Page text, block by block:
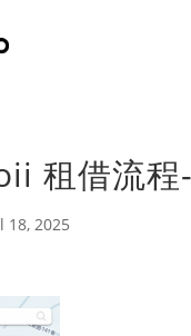
租借流程
18, 2025